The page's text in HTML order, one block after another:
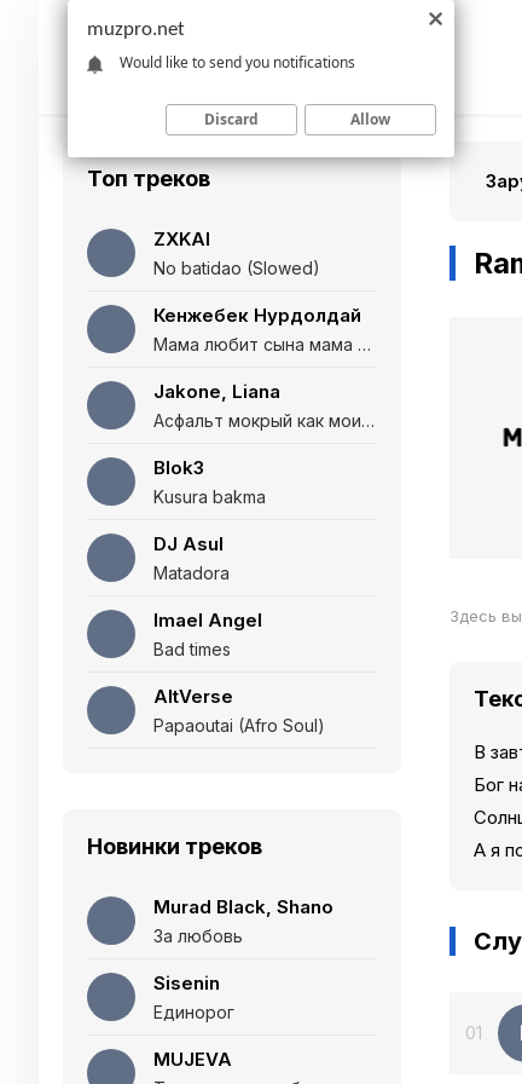
Топ треков
ZXKAI
No batidao (Slowed)
Кенжебек Нурдолдай
Мама любит сына мама любит дочь (Полная версия)
Jakone, Liana
Асфальт мокрый как мои глаза и я нарезаю
Blok3
Kusura bakma
DJ Asul
Matadora
Imael Angel
Bad times
AltVerse
Papaoutai (Afro Soul)
Новинки треков
Murad Black, Shano
За любовь
Sisenin
Единорог
MUJEVA
Здесь
В
Бог
А я
01
muzpro.net
Would like to send you notifications
Discard Allow